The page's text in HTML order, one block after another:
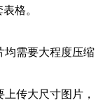
格。
均需要大程度压缩
传大尺寸图片，